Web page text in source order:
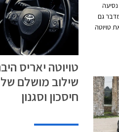
על הכביש בשנת 2024? נסיעה
גם
טויוטה
אז גם
טויוטה יאריס
שילוב מושלם של
חיסכון וסגנון